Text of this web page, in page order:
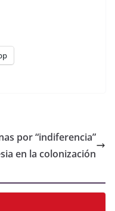
por “indiferencia”
en la colonización